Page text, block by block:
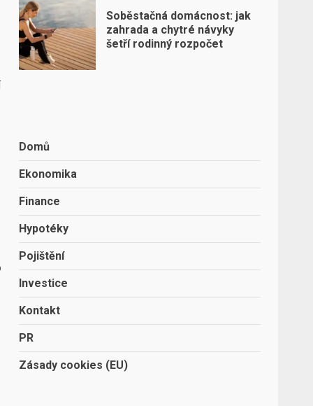
Soběstačná domácnost: jak
zahrada a chytré návyky
šetří rodinný rozpočet
Domů
Ekonomika
Finance
Hypotéky
Pojištění
Investice
Kontakt
PR
Zásady cookies (EU)